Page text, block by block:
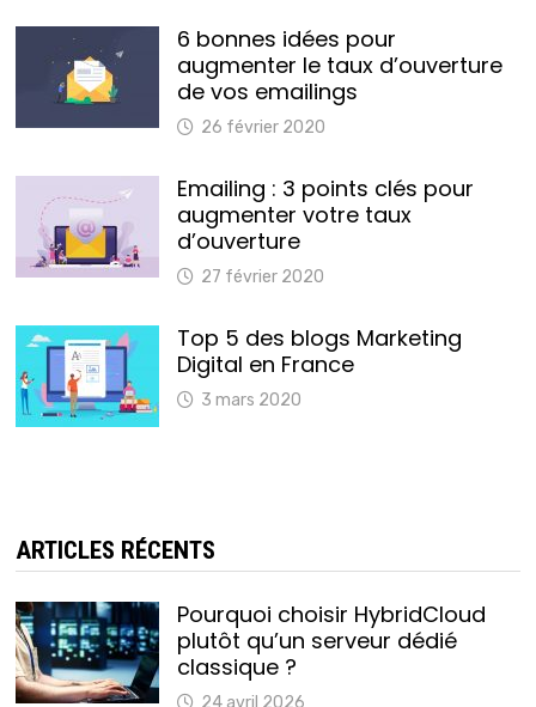
6 bonnes idées pour
augmenter le taux d’ouverture
de vos emailings
26 février 2020
Emailing : 3 points clés pour
augmenter votre taux
d’ouverture
27 février 2020
Top 5 des blogs Marketing
Digital en France
3 mars 2020
ARTICLES RÉCENTS
Pourquoi choisir HybridCloud
plutôt qu’un serveur dédié
classique ?
24 avril 2026